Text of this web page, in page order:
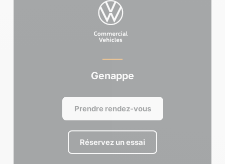
Genappe
Réservez un essai
Prendre rendez-vous